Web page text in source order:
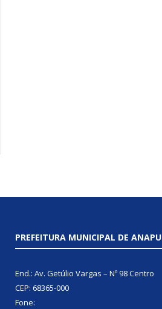
PREFEITURA MUNICIPAL DE ANAPU
End.: Av. Getúlio Vargas – Nº 98 Centro
CEP: 68365-000
Fone: